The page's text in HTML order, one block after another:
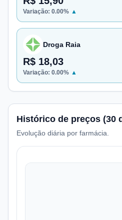
Variação: 0.00% ▲
Droga Raia
R$ 18,03
Variação: 0.00% ▲
Histórico de preços (30
Evolução diária por farmácia.